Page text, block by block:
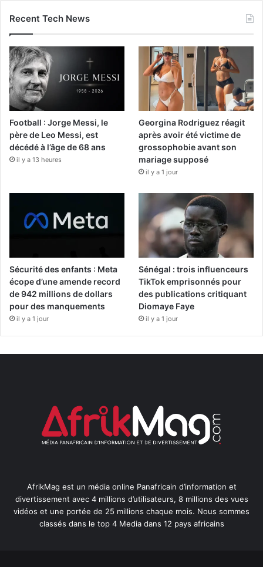
Recent Tech News
Football : Jorge Messi, le
père de Leo Messi, est
décédé à l’âge de 68 ans
il y a 13 heures
Georgina Rodriguez réagit
après avoir été victime de
grossophobie avant son
mariage supposé
il y a 1 jour
Sécurité des enfants : Meta
écope d’une amende record
de 942 millions de dollars
pour des manquements
il y a 1 jour
Sénégal : trois influenceurs
TikTok emprisonnés pour
des publications critiquant
Diomaye Faye
il y a 1 jour
AfrikMag est un média online Panafricain d’information et
divertissement avec 4 millions d’utilisateurs, 8 millions des vues
vidéos et une portée de 25 millions chaque mois. Nous sommes
classés dans le top 4 Media dans 12 pays africains